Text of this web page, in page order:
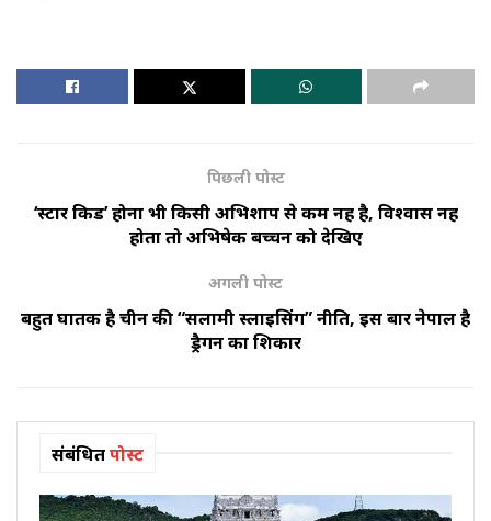
पिछली पोस्ट
‘स्टार किड’ होना भी किसी अभिशाप से कम नहीं है, विश्वास नहीं
होता तो अभिषेक बच्चन को देखिए
अगली पोस्ट
बहुत घातक है चीन की “सलामी स्लाइसिंग” नीति, इस बार नेपाल है
ड्रैगन का शिकार
संबंधितपोस्ट